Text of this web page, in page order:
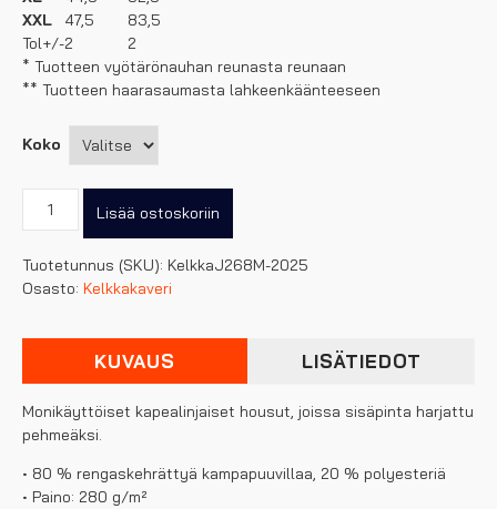
XXL
47,5
83,5
Tol+/-2
2
* Tuotteen vyötärönauhan reunasta reunaan
** Tuotteen haarasaumasta lahkeenkäänteeseen
Koko
collegehousut.
Kausi2025
määrä
Lisää ostoskoriin
Tuotetunnus (SKU): KelkkaJ268M-2025
Osasto: Kelkkakaveri
KUVAUS LISÄTIEDOT
Monikäyttöiset kapealinjaiset housut, joissa sisäpinta harjattu
pehmeäksi.
• 80 % rengaskehrättyä kampapuuvillaa, 20 % polyesteriä
• Paino: 280 g/m²